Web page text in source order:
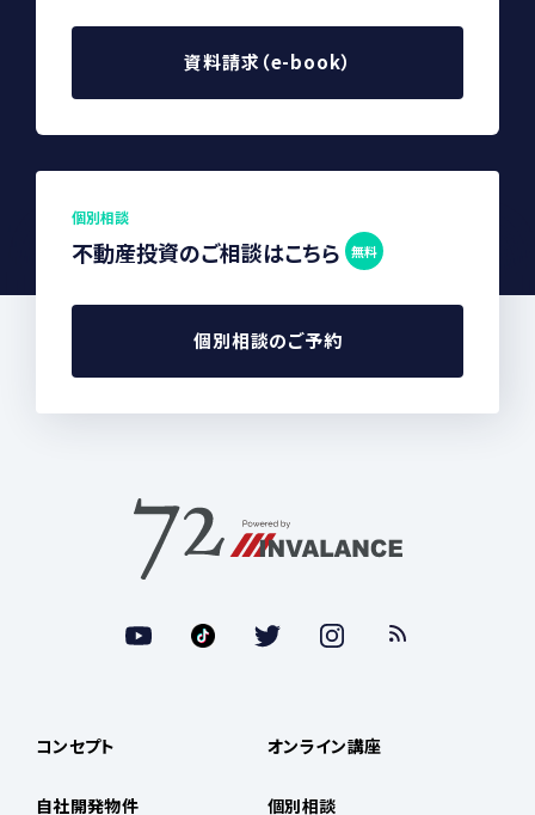
資料請求（e-book）
個別相談
不動産投資のご相談はこちら 無料
個別相談のご予約
コンセプト
自社開発物件
オンライン講座
個別相談